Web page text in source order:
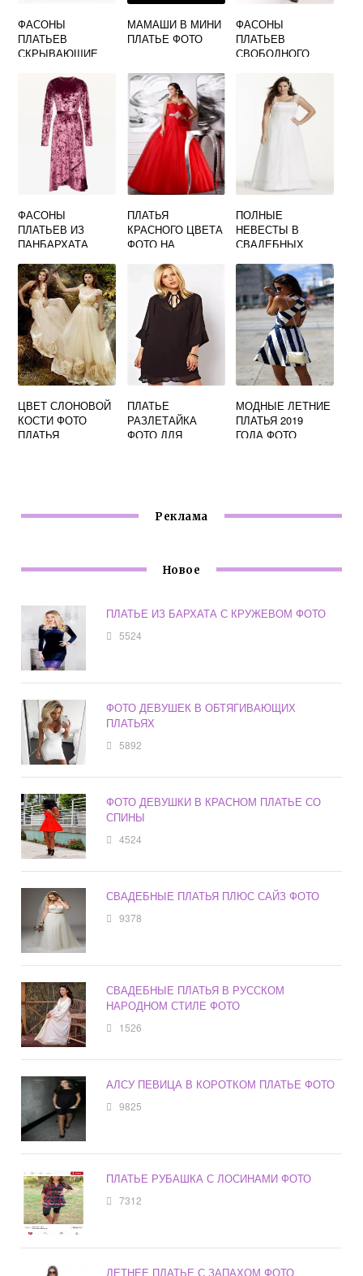
ФАСОНЫ
ПЛАТЬЕВ
СКРЫВАЮЩИЕ
ШТАПЕЛЯ
МАМАШИ В МИНИ
ПЛАТЬЕ ФОТО
ФАСОНЫ
ПЛАТЬЕВ
СВОБОДНОГО
ФАСОНЫ
ПЛАТЬЕВ ИЗ
ПАНБАРХАТА
ПЛАТЬЯ
КРАСНОГО ЦВЕТА
ФОТО НА
ПОЛНЫЕ
НЕВЕСТЫ В
СВАДЕБНЫХ
РЕАЛЬНЫЕ ФОТО
ЦВЕТ СЛОНОВОЙ
КОСТИ ФОТО
ПЛАТЬЯ
ПЛАТЬЕ
РАЗЛЕТАЙКА
ФОТО ДЛЯ
МОДНЫЕ ЛЕТНИЕ
ПЛАТЬЯ 2019
ГОДА ФОТО
Реклама
Новое
ПЛАТЬЕ ИЗ БАРХАТА С КРУЖЕВОМ ФОТО
5524
ФОТО ДЕВУШЕК В ОБТЯГИВАЮЩИХ
ПЛАТЬЯХ
5892
ФОТО ДЕВУШКИ В КРАСНОМ ПЛАТЬЕ СО
СПИНЫ
4524
СВАДЕБНЫЕ ПЛАТЬЯ ПЛЮС САЙЗ ФОТО
9378
СВАДЕБНЫЕ ПЛАТЬЯ В РУССКОМ
НАРОДНОМ СТИЛЕ ФОТО
1526
АЛСУ ПЕВИЦА В КОРОТКОМ ПЛАТЬЕ ФОТО
9825
ПЛАТЬЕ РУБАШКА С ЛОСИНАМИ ФОТО
7312
ЛЕТНЕЕ ПЛАТЬЕ С ЗАПАХОМ ФОТО